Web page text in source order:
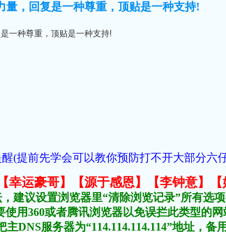
量，回复是一种尊重，顶贴是一种支持!
一种尊重，顶贴是一种支持!
(提前先学会可以教你预防打不开大部分六
幸运豪哥】【源于感恩】【李钟意】【
建议设置浏览器里“清除浏览记录”所有选
用360或者腾讯浏览器以免误拦此类型的
DNS服务器为“114.114.114.114”地址，备